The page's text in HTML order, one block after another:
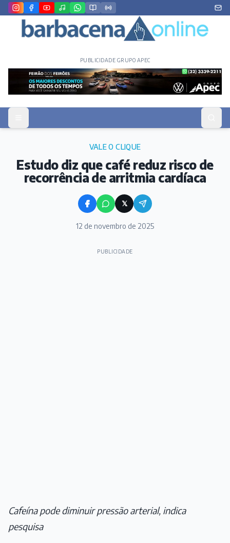
PUBLICIDADE GRUPO APEC
VALE O CLIQUE
Estudo diz que café reduz risco de
recorrência de arritmia cardíaca
𝕏
12 de novembro de 2025
PUBLICIDADE
Cafeína pode diminuir pressão arterial, indica
pesquisa